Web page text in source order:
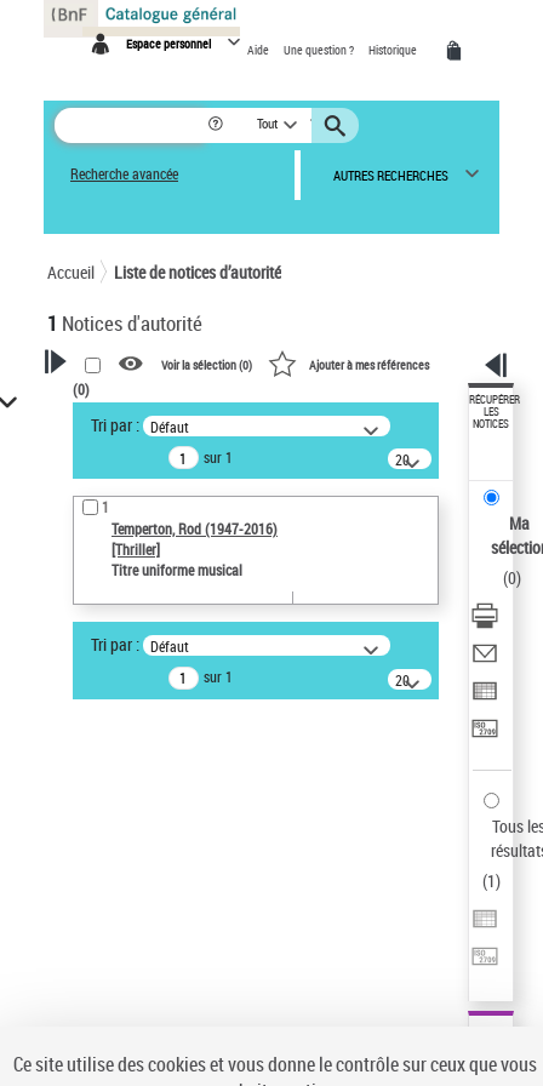
Espace personnel Aide Une question ? Historique
Tout
Recherche avancée AUTRES RECHERCHES
Accueil Liste de notices d’autorité
1 Notices d'autorité
VOTRE RECHERCHE
Recherche avancée dans les
notices d’autorité
Œuvres liées à l'auteur :
Temperton, Rod (1947-2016)
Sauvegarder votre recherche
AFFINER
Type de notice d'autorité
Voir la sélection (0) Ajouter à mes références
(0)
Tri par : Défaut
sur 1
20
résultats/page
1
Temperton, Rod (1947-2016)
[Thriller]
Titre uniforme musical
Tri par : Défaut
sur 1
20
résultats/page
RÉCUPÉRER
LES
NOTICES
Ma
(0)
Tous
(1)
Panneau de gestion des cookies
Ce site utilise des cookies et vous donne le contrôle sur ceux que vous